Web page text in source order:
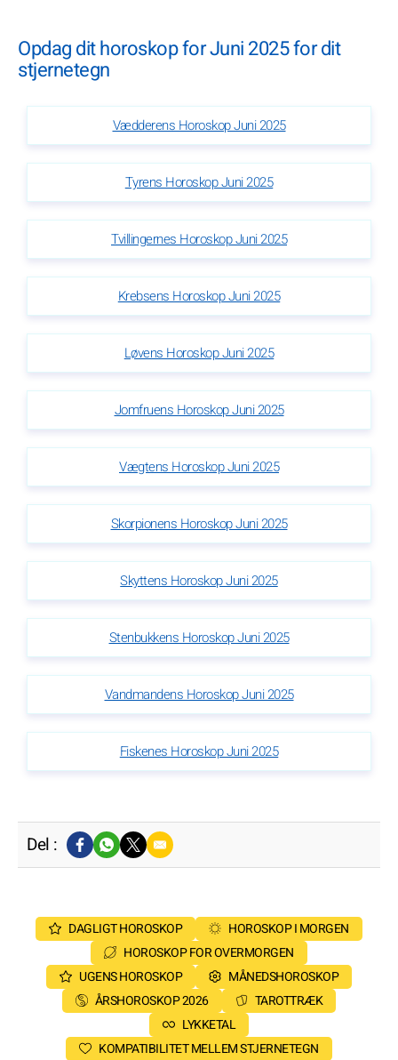
Opdag dit horoskop for Juni 2025 for dit
stjernetegn
Vædderens Horoskop Juni 2025
Tyrens Horoskop Juni 2025
Tvillingernes Horoskop Juni 2025
Krebsens Horoskop Juni 2025
Løvens Horoskop Juni 2025
Jomfruens Horoskop Juni 2025
Vægtens Horoskop Juni 2025
Skorpionens Horoskop Juni 2025
Skyttens Horoskop Juni 2025
Stenbukkens Horoskop Juni 2025
Vandmandens Horoskop Juni 2025
Fiskenes Horoskop Juni 2025
Del :
DAGLIGT HOROSKOP
HOROSKOP I MORGEN
HOROSKOP FOR OVERMORGEN
UGENS HOROSKOP
MÅNEDSHOROSKOP
ÅRSHOROSKOP 2026
TAROTTRÆK
LYKKETAL
KOMPATIBILITET MELLEM STJERNETEGN